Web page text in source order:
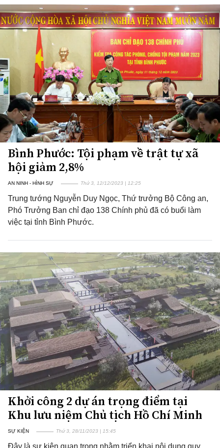
Bình Phước: Tội phạm về trật tự xã
hội giảm 2,8%
AN NINH - HÌNH SỰ Thứ 3, 12/12/2023 | 12:25
Trung tướng Nguyễn Duy Ngọc, Thứ trưởng Bộ Công an,
Phó Trưởng Ban chỉ đạo 138 Chính phủ đã có buổi làm
việc tại tỉnh Bình Phước.
Khởi công 2 dự án trọng điểm tại
Khu lưu niệm Chủ tịch Hồ Chí Minh
SỰ KIỆN Thứ 3, 28/11/2023 | 15:45
Đây là sự kiện quan trọng nhằm triển khai nội dung quy